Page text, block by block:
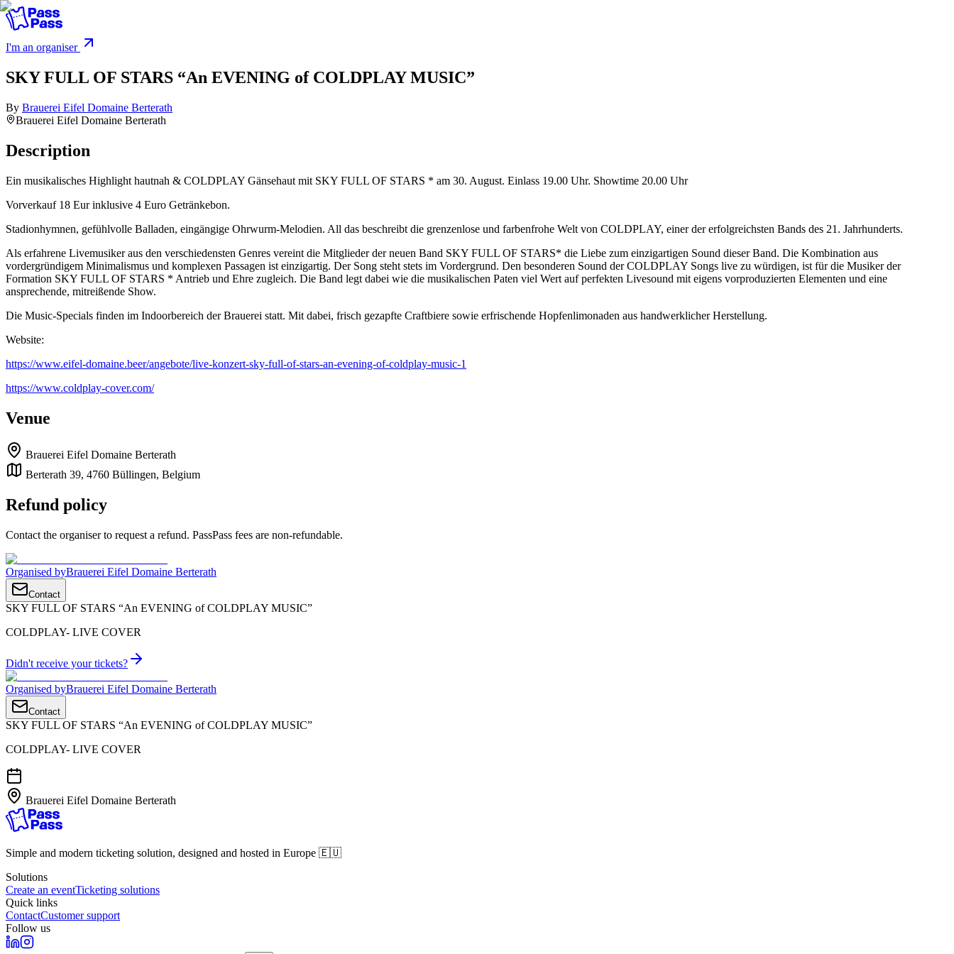
I'm an organiser
SKY FULL OF STARS “An EVENING of COLDPLAY MUSIC”
By Brauerei Eifel Domaine Berterath
Brauerei Eifel Domaine Berterath
Description
Ein musikalisches Highlight hautnah & COLDPLAY Gänsehaut mit SKY FULL OF STARS * am 30. August. Einlass 19.00 Uhr. Showtime 20.00 Uhr
Vorverkauf 18 Eur inklusive 4 Euro Getränkebon.
Stadionhymnen, gefühlvolle Balladen, eingängige Ohrwurm-Melodien. All das beschreibt die grenzenlose und farbenfrohe Welt von COLDPLAY, einer der erfolgreichsten Bands des 21. Jahrhunderts.
Als erfahrene Livemusiker aus den verschiedensten Genres vereint die Mitglieder der neuen Band SKY FULL OF STARS* die Liebe zum einzigartigen Sound dieser Band. Die Kombination aus
vordergründigem Minimalismus und komplexen Passagen ist einzigartig. Der Song steht stets im Vordergrund. Den besonderen Sound der COLDPLAY Songs live zu würdigen, ist für die Musiker der
Formation SKY FULL OF STARS * Antrieb und Ehre zugleich. Die Band legt dabei wie die musikalischen Paten viel Wert auf perfekten Livesound mit eigens vorproduzierten Elementen und eine
ansprechende, mitreißende Show.
Die Music-Specials finden im Indoorbereich der Brauerei statt. Mit dabei, frisch gezapfte Craftbiere sowie erfrischende Hopfenlimonaden aus handwerklicher Herstellung.
Website:
https://www.eifel-domaine.beer/angebote/live-konzert-sky-full-of-stars-an-evening-of-coldplay-music-1
https://www.coldplay-cover.com/
Venue
Brauerei Eifel Domaine Berterath
Berterath 39, 4760 Büllingen, Belgium
Refund policy
Contact the organiser to request a refund. PassPass fees are non-refundable.
Organised byBrauerei Eifel Domaine Berterath
Contact
SKY FULL OF STARS “An EVENING of COLDPLAY MUSIC”
COLDPLAY- LIVE COVER
Didn't receive your tickets?
Organised byBrauerei Eifel Domaine Berterath
Contact
SKY FULL OF STARS “An EVENING of COLDPLAY MUSIC”
COLDPLAY- LIVE COVER
Brauerei Eifel Domaine Berterath
Simple and modern ticketing solution, designed and hosted in Europe 🇪🇺
Solutions
Create an eventTicketing solutions
Quick links
ContactCustomer support
Follow us